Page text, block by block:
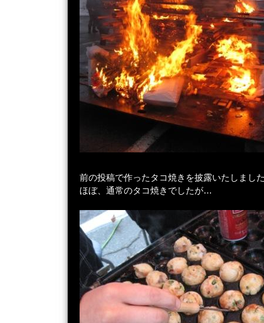
前の投稿で作ったタコ焼きを披露いたしまし
ほぼ、通常のタコ焼きでしたが…